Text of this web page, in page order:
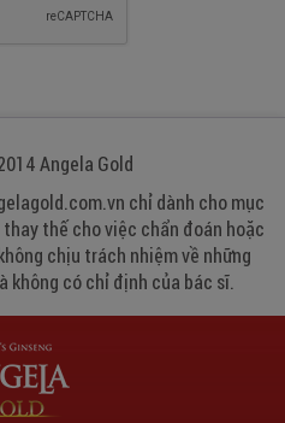
Angela Gold
chỉ dành cho mục
thế cho việc chẩn đoán hoặc
chịu trách nhiệm về những
không có chỉ định của bác sĩ.